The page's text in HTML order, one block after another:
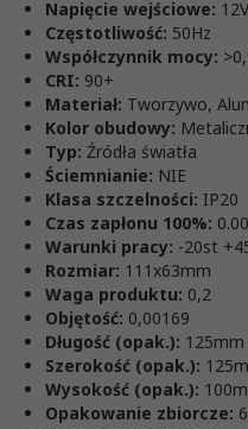
Napięcie wejściowe:
Częstotliwość: 50Hz
Współczynnik mocy:
CRI: 90+
Materiał: Tworzywo,
Kolor obudowy:
Typ: Źródła światła
Ściemnianie: NIE
Klasa szczelności: IP20
Czas zapłonu 100%:
Warunki pracy: -20st
Rozmiar: 111x63mm
Waga produktu: 0,2
Objętość: 0,00169
Długość (opak.): 125mm
Szerokość (opak.):
Wysokość (opak.):
Opakowanie zbiorcze: